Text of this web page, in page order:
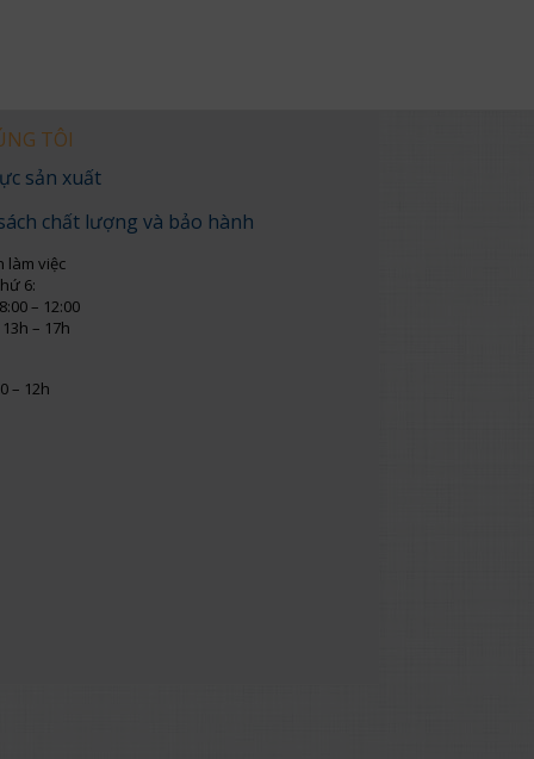
TÔI
sản xuất
chất lượng và bảo hành
làm việc
6:
– 12:00
– 17h
– 12h